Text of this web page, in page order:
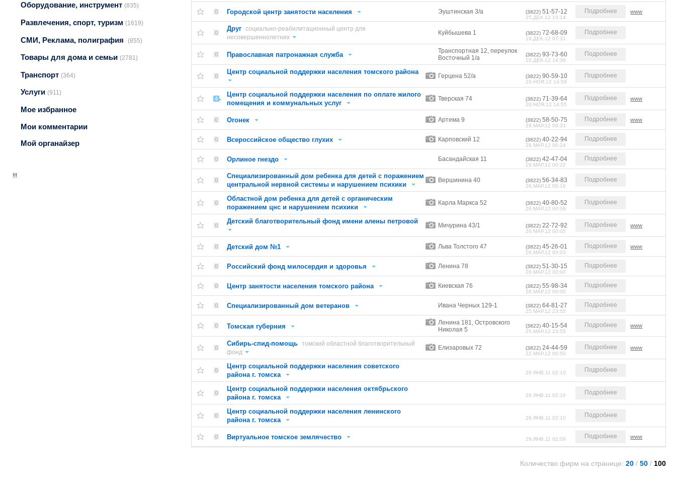
Оборудование, инструмент (835)
Развлечения, спорт, туризм (1619)
СМИ, Реклама, полиграфия (855)
Товары для дома и семьи (2781)
Транспорт (364)
Услуги (911)
Мое избранное
Мои комментарии
Мой органайзер
!!!
0 Городской центр занятости населения Эуштинская 3/а (3822) 51-57-12
25.ДЕК.12 10:14
Подробнее www
0
Друг социально-реабилитационный центр для
несовершеннолетних
Куйбышева 1 (3822) 72-68-09
19.ДЕК.12 07:31
Подробнее
0 Православная патронажная служба
Транспортная 12, переулок
Восточный 1/а
(3822) 93-73-60
10.ДЕК.12 14:36
Подробнее
0
Центр социальной поддержки населения томского района
Герцена 52/а (3822) 90-59-10
20.НОЯ.12 14:58
Подробнее
4
Центр социальной поддержки населения по оплате жилого
помещения и коммунальных услуг
Тверская 74 (3822) 71-39-64
20.НОЯ.12 14:55
Подробнее www
0 Огонек Артема 9 (3822) 58-50-75
29.МАР.12 00:31
Подробнее www
0 Всероссийское общество глухих Карповский 12 (3822) 40-22-94
29.МАР.12 00:24
Подробнее
0 Орлиное гнездо Басандайская 11 (3822) 42-47-04
29.МАР.12 00:22
Подробнее
0
Специализированный дом ребенка для детей с поражением
центральной нервной системы и нарушением психики
Вершинина 40 (3822) 56-34-83
26.МАР.12 00:10
Подробнее
0
Областной дом ребенка для детей с органическим
поражением цнс и нарушением психики
Карла Маркса 52 (3822) 40-80-52
26.МАР.12 00:08
Подробнее
0
Детский благотворительный фонд имени алены петровой
Мичурина 43/1 (3822) 22-72-92
26.МАР.12 00:05
Подробнее www
0 Детский дом №1 Льва Толстого 47 (3822) 45-26-01
26.МАР.12 00:03
Подробнее www
0 Российский фонд милосердия и здоровья Ленина 78 (3822) 51-30-15
26.МАР.12 00:00
Подробнее
0 Центр занятости населения томского района Киевская 76 (3822) 55-98-34
26.МАР.12 00:00
Подробнее
0 Специализированный дом ветеранов Ивана Черных 129-1 (3822) 64-81-27
25.МАР.12 23:55
Подробнее
0 Томская губерния
Ленина 181, Островского
Николая 5
(3822) 40-15-54
25.МАР.12 23:55
Подробнее www
0
Сибирь-спид-помощь томский областной благотворительный
фонд
Елизаровых 72 (3822) 24-44-59
22.МАР.12 00:50
Подробнее www
0
Центр социальной поддержки населения советского
района г. томска
29.ЯНВ.11 02:10 Подробнее
0
Центр социальной поддержки населения октябрьского
района г. томска
29.ЯНВ.11 02:10 Подробнее
0
Центр социальной поддержки населения ленинского
района г. томска
29.ЯНВ.11 02:10 Подробнее
0 Виртуальное томское землячество 29.ЯНВ.11 02:09 Подробнее www
Количество фирм на странице: 20 / 50 / 100